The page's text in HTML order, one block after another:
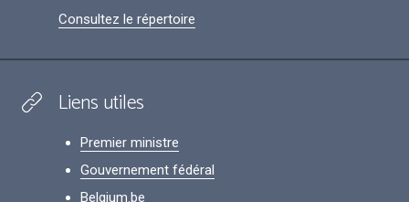
Consultez le répertoire
Liens utiles
Premier ministre
Gouvernement fédéral
Belgium.be